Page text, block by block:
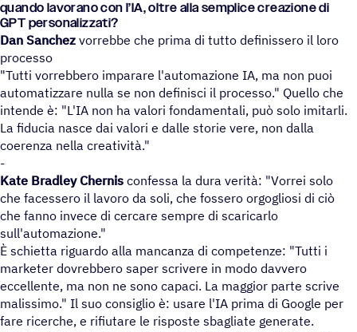
quando lavo­rano con l’IA, oltre alla semplice crea­zione di
GPT personalizzati?
Dan Sanchez vorrebbe che prima di tutto definissero il loro
processo
"Tutti vorrebbero imparare l'automazione IA, ma non puoi
automatizzare nulla se non definisci il processo." Quello che
intende è: "L'IA non ha valori fondamentali, può solo imitarli.
La fiducia nasce dai valori e dalle storie vere, non dalla
coerenza nella creatività."
-
Kate Bradley Chernis confessa la dura verità: "Vorrei solo
che facessero il lavoro da soli, che fossero orgogliosi di ciò
che fanno invece di cercare sempre di scaricarlo
sull'automazione."
È schietta riguardo alla mancanza di competenze: "Tutti i
marketer dovrebbero saper scrivere in modo davvero
eccellente, ma non ne sono capaci. La maggior parte scrive
malissimo." Il suo consiglio è: usare l'IA prima di Google per
fare ricerche, e rifiutare le risposte sbagliate generate.